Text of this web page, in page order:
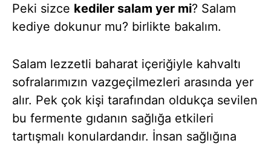
Peki sizce kediler salam yer mi? Salam
kediye dokunur mu? birlikte bakalım.
Salam lezzetli baharat içeriğiyle kahvaltı
sofralarımızın vazgeçilmezleri arasında yer
alır. Pek çok kişi tarafından oldukça sevilen
bu fermente gıdanın sağlığa etkileri
tartışmalı konulardandır. İnsan sağlığına